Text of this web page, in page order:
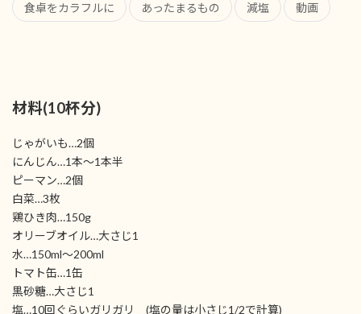
食卓をカラフルに あったまるもの 減塩 動画
材料(10杯分)
じゃがいも…2個
にんじん…1本〜1本半
ピーマン…2個
白菜…3枚
鶏ひき肉…150g
オリーブオイル…大さじ1
水…150ml〜200ml
トマト缶…1缶
黒砂糖…大さじ1
塩…10回ぐらいガリガリ (塩の量は小さじ1/2で計算)